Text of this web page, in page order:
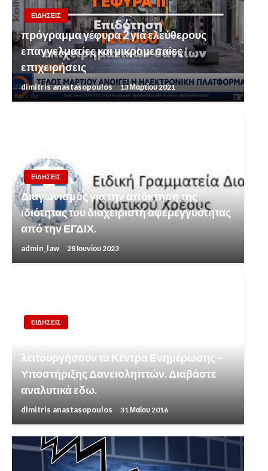
ΕΙΔΗΣΕΙΣ
πρόγραμμα γέφυρα 2 για ελεύθερους
επαγγελματίες και μικρομεσαίες
επιχειρήσεις
dimitris anastasopoulos 13 Μαρτίου 2021
ΕΙΔΗΣΕΙΣ
Διαγωνισμός για την απόκτηση της
ιδιότητας του διαχειριστή αφερεγγυότητας
από την ΕΓΔΙΧ.
admin_law 28 Ιουνίου 2023
ΕΙΔΗΣΕΙΣ
λειτουργήσουν τα Κέντρα Ενημέρωσης –
Υποστήριξης Δανειοληπτών. Διαβάστε
αναλυτικά εδω.
dimitris anastasopoulos 31 Μαΐου 2016